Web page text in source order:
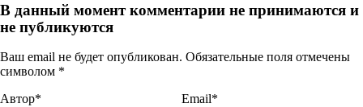
В данный момент комментарии не принимаются и
не публикуются
Ваш email не будет опубликован. Обязательные поля отмечены
символом *
Автор*
Email*